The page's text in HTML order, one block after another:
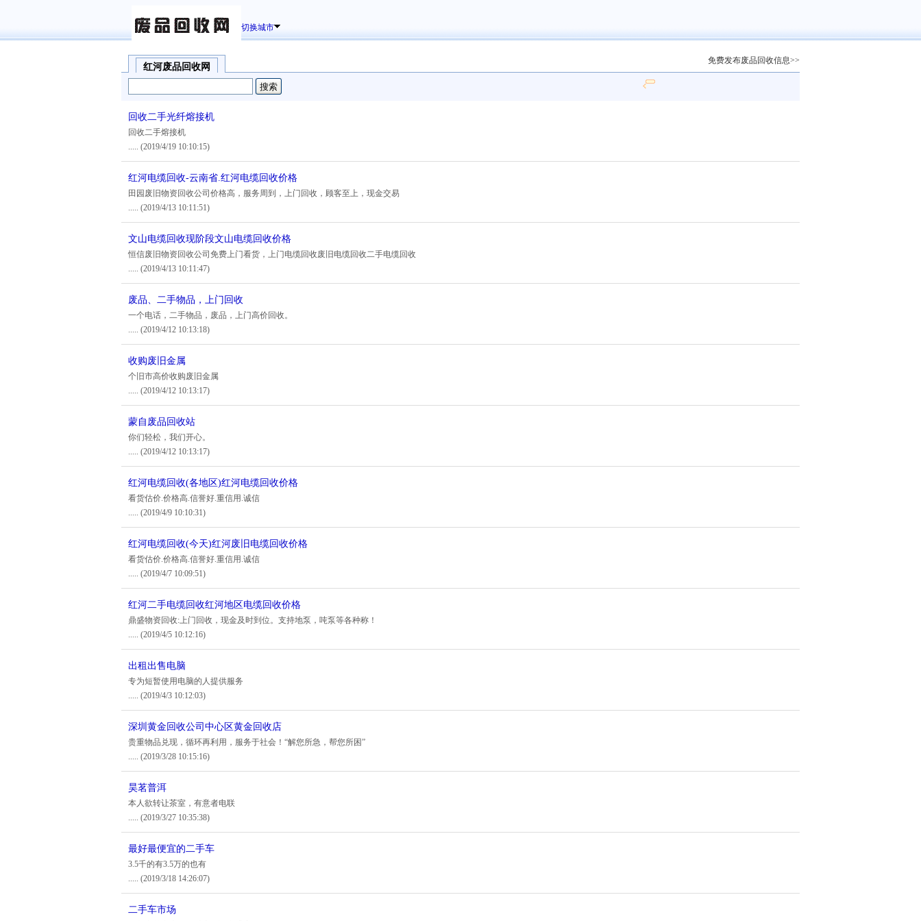
切换城市
红河废品回收网
免费发布废品回收信息>>
回收二手光纤熔接机
回收二手熔接机
..... (2019/4/19 10:10:15)
红河电缆回收-云南省.红河电缆回收价格
田园废旧物资回收公司价格高，服务周到，上门回收，顾客至上，现金交易
..... (2019/4/13 10:11:51)
文山电缆回收现阶段文山电缆回收价格
恒信废旧物资回收公司免费上门看货，上门电缆回收废旧电缆回收二手电缆回收
..... (2019/4/13 10:11:47)
废品、二手物品，上门回收
一个电话，二手物品，废品，上门高价回收。
..... (2019/4/12 10:13:18)
收购废旧金属
个旧市高价收购废旧金属
..... (2019/4/12 10:13:17)
蒙自废品回收站
你们轻松，我们开心。
..... (2019/4/12 10:13:17)
红河电缆回收(各地区)红河电缆回收价格
看货估价.价格高.信誉好.重信用.诚信
..... (2019/4/9 10:10:31)
红河电缆回收(今天)红河废旧电缆回收价格
看货估价.价格高.信誉好.重信用.诚信
..... (2019/4/7 10:09:51)
红河二手电缆回收红河地区电缆回收价格
鼎盛物资回收:上门回收，现金及时到位。支持地泵，吨泵等各种称！
..... (2019/4/5 10:12:16)
出租出售电脑
专为短暂使用电脑的人提供服务
..... (2019/4/3 10:12:03)
深圳黄金回收公司中心区黄金回收店
贵重物品兑现，循环再利用，服务于社会！“解您所急，帮您所困”
..... (2019/3/28 10:15:16)
昊茗普洱
本人欲转让茶室，有意者电联
..... (2019/3/27 10:35:38)
最好最便宜的二手车
3.5千的有3.5万的也有
..... (2019/3/18 14:26:07)
二手车市场